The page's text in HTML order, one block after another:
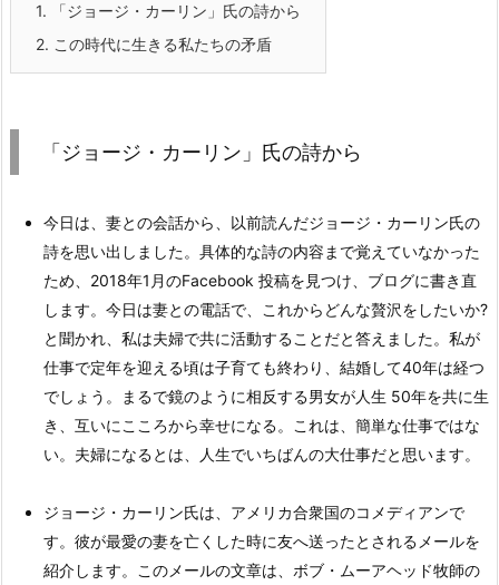
1. 「ジョージ・カーリン」氏の詩から
2. この時代に生きる私たちの矛盾
「ジョージ・カーリン」氏の詩から
今日は、妻との会話から、以前読んだジョージ・カーリン氏の
詩を思い出しました。具体的な詩の内容まで覚えていなかった
ため、2018年1月のFacebook 投稿を見つけ、ブログに書き直
します。今日は妻との電話で、これからどんな贅沢をしたいか?
と聞かれ、私は夫婦で共に活動することだと答えました。私が
仕事で定年を迎える頃は子育ても終わり、結婚して40年は経つ
でしょう。まるで鏡のように相反する男女が人生 50年を共に生
き、互いにこころから幸せになる。これは、簡単な仕事ではな
い。夫婦になるとは、人生でいちばんの大仕事だと思います。
ジョージ・カーリン氏は、アメリカ合衆国のコメディアンで
す。彼が最愛の妻を亡くした時に友へ送ったとされるメールを
紹介します。このメールの文章は、ボブ・ムーアヘッド牧師の